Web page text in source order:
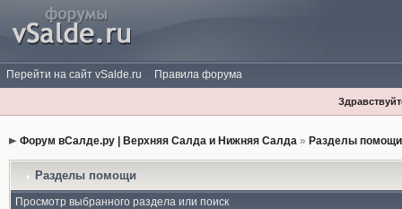
Перейти на сайт vSalde.ru Правила форума
Форум вСалде.ру | Верхняя Салда и Нижняя Салда» Разделы
Разделы помощи
Просмотр выбранного раздела или поиск